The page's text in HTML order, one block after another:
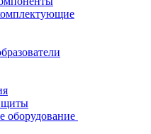
щиты
оборудование